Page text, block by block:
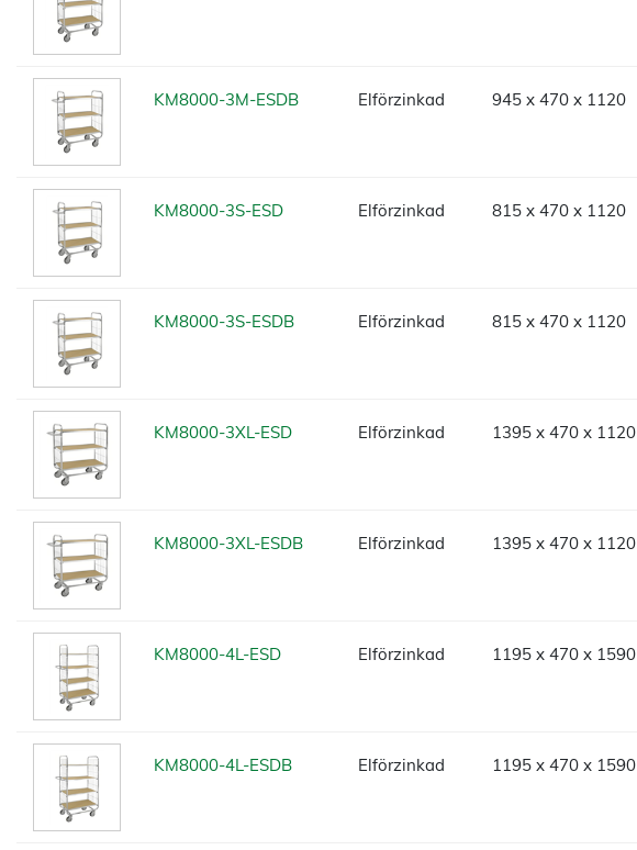
KM8000-3M-ESDB Elförzinkad 945 x 470 x 1120
KM8000-3S-ESD Elförzinkad 815 x 470 x 1120
KM8000-3S-ESDB Elförzinkad 815 x 470 x 1120
KM8000-3XL-ESD Elförzinkad 1395 x 470 x 1120
KM8000-3XL-ESDB Elförzinkad 1395 x 470 x 1120
KM8000-4L-ESD Elförzinkad 1195 x 470 x 1590
KM8000-4L-ESDB Elförzinkad 1195 x 470 x 1590